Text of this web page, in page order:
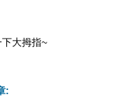
大拇指~
: